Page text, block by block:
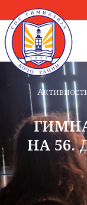
НА 56.